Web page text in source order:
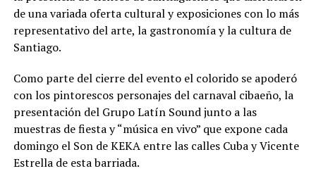
de una variada oferta cultural y exposiciones con lo más
representativo del arte, la gastronomía y la cultura de
Santiago.
Como parte del cierre del evento el colorido se apoderó
con los pintorescos personajes del carnaval cibaeño, la
presentación del Grupo Latín Sound junto a las
muestras de fiesta y “música en vivo” que expone cada
domingo el Son de KEKA entre las calles Cuba y Vicente
Estrella de esta barriada.